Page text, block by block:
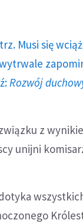
Musi się wciąż
Rozwój
z
unijni